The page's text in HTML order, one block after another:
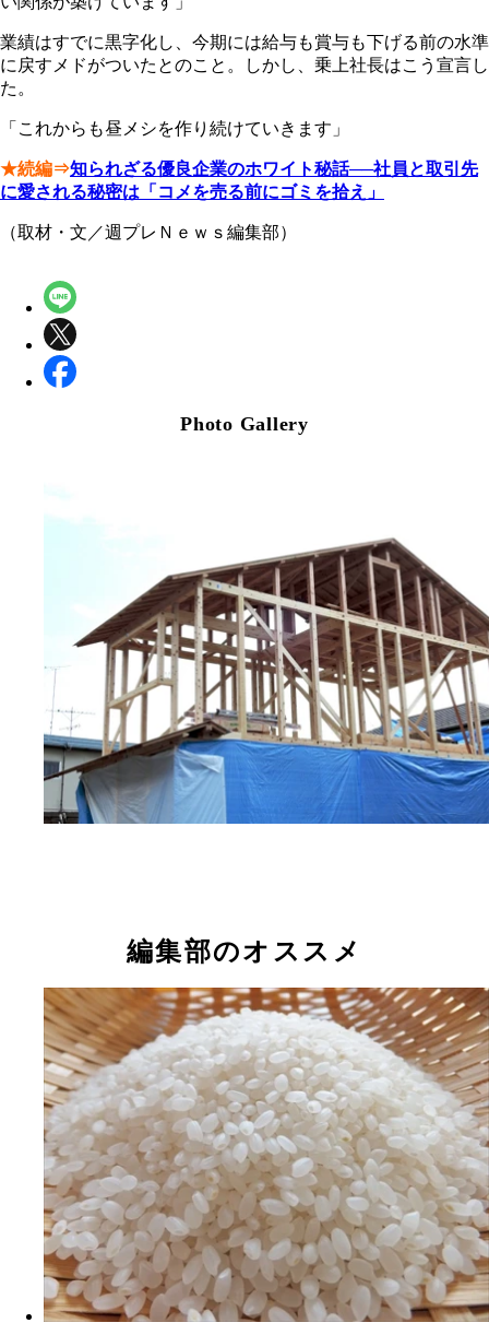
業績はすでに黒字化し、今期には給与も賞与も下げる前の水準
に戻すメドがついたとのこと。しかし、乗上社長はこう宣言し
た。
「これからも昼メシを作り続けていきます」
★続編⇒知られざる優良企業のホワイト秘話──社員と取引先
に愛される秘密は「コメを売る前にゴミを拾え」
（取材・文／週プレＮｅｗｓ編集部）
Photo Gallery
編集部のオススメ